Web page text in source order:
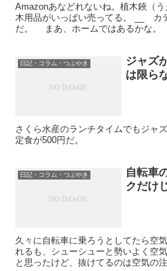
Amazonあなどれないね。植木鋏（
木用品がいっぱい売ってる。 __ カ
だ。 まあ、ホームではあるかな。
日記・コラム・つぶやき
ジャズ
は限ら
さくら水産のランチタイムでもジ
定食が500円だ。
日記・コラム・つぶやき
自転車
クだけ
久々に自転車に乗ろうとしてたら空
れるも、シューシューと勢いよく空
と思ったけど、抜けてるのは空気の